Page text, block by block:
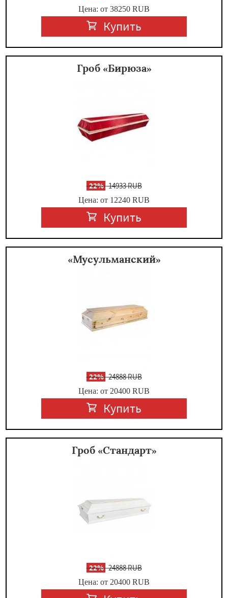
Цена: от 38250 RUB
Купить
Гроб «Бирюза»
-22%14933 RUB
Цена: от 12240 RUB
Купить
«Мусульманский»
-22%24888 RUB
Цена: от 20400 RUB
Купить
Гроб «Стандарт»
-22%24888 RUB
Цена: от 20400 RUB